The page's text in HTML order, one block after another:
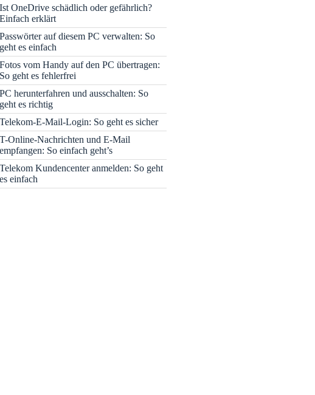
Ist OneDrive schädlich oder gefährlich?
Einfach erklärt
Passwörter auf diesem PC verwalten: So
geht es einfach
Fotos vom Handy auf den PC übertragen:
So geht es fehlerfrei
PC herunterfahren und ausschalten: So
geht es richtig
Telekom-E-Mail-Login: So geht es sicher
T-Online-Nachrichten und E-Mail
empfangen: So einfach geht’s
Telekom Kundencenter anmelden: So geht
es einfach